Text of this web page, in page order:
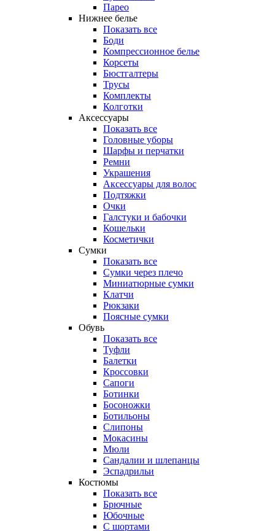
Парео
Нижнее белье
Показать все
Боди
Компрессионное белье
Корсеты
Бюстгалтеры
Трусы
Комплекты
Колготки
Аксессуары
Показать все
Головные уборы
Шарфы и перчатки
Ремни
Украшения
Аксессуары для волос
Подтяжки
Очки
Галстуки и бабочки
Кошельки
Косметички
Сумки
Показать все
Сумки через плечо
Миниатюрные cумки
Клатчи
Рюкзаки
Поясные сумки
Обувь
Показать все
Туфли
Балетки
Кроссовки
Сапоги
Ботинки
Босоножки
Ботильоны
Слипоны
Мокасины
Мюли
Сандалии и шлепанцы
Эспадрильи
Костюмы
Показать все
Брючные
Юбочные
С шортами